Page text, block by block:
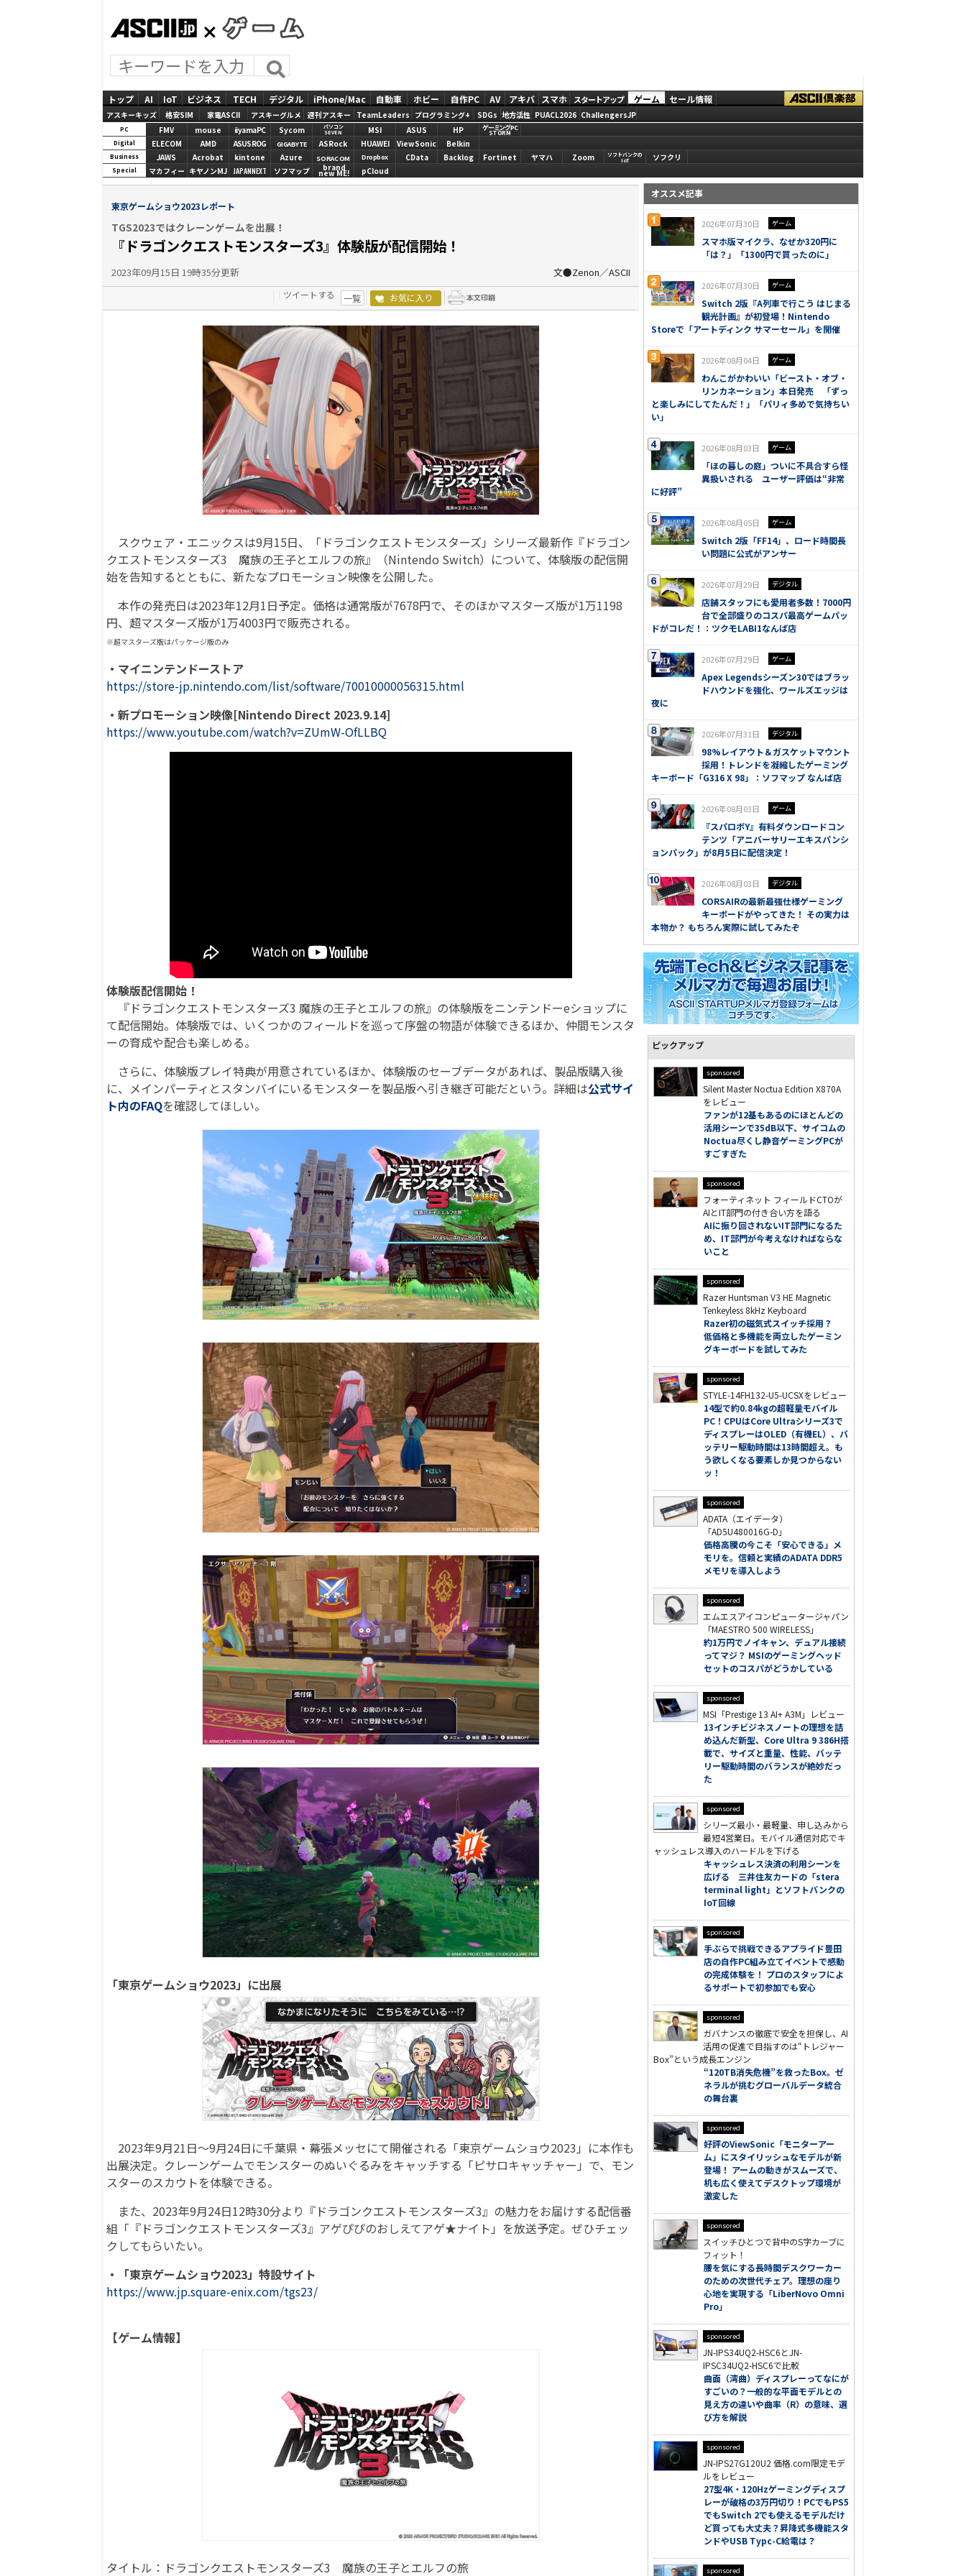
トップ AI IoT ビジネス TECH デジタル iPhone/Mac 自動車 ホビー 自作PC AV アキバ スマホ スタートアップ ゲーム セール情報
アスキーキッズ 格安SIM 家電ASCII アスキーグルメ 週刊アスキー TeamLeaders プログラミング+ SDGs 地方活性 PUACL2026 ChallengersJP
PC FMV mouse iiyamaPC Sycom
パソコン
SEVEN
MSI ASUS HP ゲーミングPC
STORM
Digital ELECOM AMD ASUS ROG GIGABYTE ASRock HUAWEI ViewSonic Belkin
Business JAWS Acrobat kintone Azure SORACOM Dropbox CData Backlog Fortinet ヤマハ Zoom
ソフトバンクの
IoT
ソフクリ
Special マカフィー キヤノンMJ JAPANNEXT ソフマップ brand
new ME! pCloud
東京ゲームショウ2023レポート
TGS2023ではクレーンゲームを出展！
『ドラゴンクエストモンスターズ3』体験版が配信開始！
2023年09月15日 19時35分更新 文●Zenon／ASCII
ツイートする 一覧 お気に入り
スクウェア・エニックスは9月15日、「ドラゴンクエストモンスターズ」シリーズ最新作『ドラゴン
クエストモンスターズ3 魔族の王子とエルフの旅』（Nintendo Switch）について、体験版の配信開
始を告知するとともに、新たなプロモーション映像を公開した。
本作の発売日は2023年12月1日予定。価格は通常版が7678円で、そのほかマスターズ版が1万1198
円、超マスターズ版が1万4003円で販売される。
※超マスターズ版はパッケージ版のみ
・マイニンテンドーストア
https://store-jp.nintendo.com/list/software/70010000056315.html
・新プロモーション映像[Nintendo Direct 2023.9.14]
https://www.youtube.com/watch?v=ZUmW-OfLLBQ
体験版配信開始！
『ドラゴンクエストモンスターズ3 魔族の王子とエルフの旅』の体験版をニンテンドーeショップに
て配信開始。体験版では、いくつかのフィールドを巡って序盤の物語が体験できるほか、仲間モンスタ
ーの育成や配合も楽しめる。
さらに、体験版プレイ特典が用意されているほか、体験版のセーブデータがあれば、製品版購入後
に、メインパーティとスタンバイにいるモンスターを製品版へ引き継ぎ可能だという。詳細は公式サイ
ト内のFAQを確認してほしい。
「東京ゲームショウ2023」に出展
2023年9月21日～9月24日に千葉県・幕張メッセにて開催される「東京ゲームショウ2023」に本作も
出展決定。クレーンゲームでモンスターのぬいぐるみをキャッチする「ピサロキャッチャー」で、モン
スターのスカウトを体験できる。
また、2023年9月24日12時30分より『ドラゴンクエストモンスターズ3』の魅力をお届けする配信番
組「『ドラゴンクエストモンスターズ3』アゲぴぴのおしえてアゲ★ナイト」を放送予定。ぜひチェッ
クしてもらいたい。
・「東京ゲームショウ2023」特設サイト
https://www.jp.square-enix.com/tgs23/
【ゲーム情報】
タイトル：ドラゴンクエストモンスターズ3 魔族の王子とエルフの旅
オススメ記事
2026年07月30日 ゲーム
スマホ版マイクラ、なぜか320円に
「は？」「1300円で買ったのに」
2026年07月30日 ゲーム
Switch 2版『A列車で行こう はじまる
観光計画』が初登場！Nintendo
Storeで「アートディンク サマーセール」を開催
2026年08月04日 ゲーム
わんこがかわいい「ビースト・オブ・
リンカネーション」本日発売 「ずっ
と楽しみにしてたんだ！」「パリィ多めで気持ちい
い」
2026年08月03日 ゲーム
「ほの暮しの庭」ついに不具合すら怪
異扱いされる ユーザー評価は“非常
に好評”
2026年08月05日 ゲーム
Switch 2版「FF14」、ロード時間長
い問題に公式がアンサー
2026年07月29日 デジタル
店舗スタッフにも愛用者多数！7000円
台で全部盛りのコスパ最高ゲームパッ
ドがコレだ！：ツクモLABI1なんば店
2026年07月29日 ゲーム
Apex Legendsシーズン30ではブラッ
ドハウンドを強化、ワールズエッジは
夜に
2026年07月31日 デジタル
98%レイアウト＆ガスケットマウント
採用！トレンドを凝縮したゲーミング
キーボード「G316 X 98」：ソフマップ なんば店
2026年08月03日 ゲーム
『スパロボY』有料ダウンロードコン
テンツ「アニバーサリーエキスパンシ
ョンパック」が8月5日に配信決定！
2026年08月03日 デジタル
CORSAIRの最新最強仕様ゲーミング
キーボードがやってきた！ その実力は
本物か？ もちろん実際に試してみたぞ
ピックアップ
sponsored
Silent Master Noctua Edition X870A
をレビュー
ファンが12基もあるのにほとんどの
活用シーンで35dB以下、サイコムの
Noctua尽くし静音ゲーミングPCが
すごすぎた
sponsored
フォーティネット フィールドCTOが
AIとIT部門の付き合い方を語る
AIに振り回されないIT部門になるた
め、IT部門が今考えなければならな
いこと
sponsored
Razer Huntsman V3 HE Magnetic
Tenkeyless 8kHz Keyboard
Razer初の磁気式スイッチ採用？
低価格と多機能を両立したゲーミン
グキーボードを試してみた
sponsored
STYLE-14FH132-U5-UCSXをレビュー
14型で約0.84kgの超軽量モバイル
PC！CPUはCore Ultraシリーズ3で
ディスプレーはOLED（有機EL）、バ
ッテリー駆動時間は13時間超え。も
う欲しくなる要素しか見つからない
ッ！
sponsored
ADATA（エイデータ）
「AD5U480016G-D」
価格高騰の今こそ「安心できる」メ
モリを。信頼と実績のADATA DDR5
メモリを導入しよう
sponsored
エムエスアイコンピュータージャパン
「MAESTRO 500 WIRELESS」
約1万円でノイキャン、デュアル接続
ってマジ？ MSIのゲーミングヘッド
セットのコスパがどうかしている
sponsored
MSI「Prestige 13 AI+ A3M」レビュー
13インチビジネスノートの理想を詰
め込んだ新型、Core Ultra 9 386H搭
載で、サイズと重量、性能、バッテ
リー駆動時間のバランスが絶妙だっ
た
sponsored
シリーズ最小・最軽量、申し込みから
最短4営業日。モバイル通信対応でキ
ャッシュレス導入のハードルを下げる
キャッシュレス決済の利用シーンを
広げる 三井住友カードの「stera
terminal light」とソフトバンクの
IoT回線
sponsored
手ぶらで挑戦できるアプライド豊田
店の自作PC組み立てイベントで感動
の完成体験を！ プロのスタッフによ
るサポートで初参加でも安心
sponsored
ガバナンスの徹底で安全を担保し、AI
活用の促進で目指すのは“トレジャー
Box”という成長エンジン
“120TB消失危機”を救ったBox。ゼ
ネラルが挑むグローバルデータ統合
の舞台裏
sponsored
好評のViewSonic「モニターアー
ム」にスタイリッシュなモデルが新
登場！ アームの動きがスムーズで、
机も広く使えてデスクトップ環境が
激変した
sponsored
スイッチひとつで背中のS字カーブに
フィット！
腰を気にする長時間デスクワーカー
のための次世代チェア。理想の座り
心地を実現する「LiberNovo Omni
Pro」
sponsored
JN-IPS34UQ2-HSC6とJN-
IPSC34UQ2-HSC6で比較
曲面（湾曲）ディスプレーってなにが
すごいの？一般的な平面モデルとの
見え方の違いや曲率（R）の意味、選
び方を解説
sponsored
JN-IPS27G120U2 価格.com限定モデ
ルをレビュー
27型4K・120Hzゲーミングディスプ
レーが破格の3万円切り！PCでもPS5
でもSwitch 2でも使えるモデルだけ
ど買っても大丈夫？昇降式多機能スタ
ンドやUSB Typc-C給電は？
sponsored